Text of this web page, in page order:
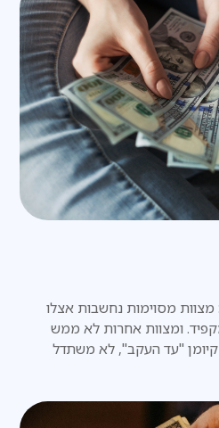
מצוות מסוימות נחשבות אצלו
ומצוות אחרות לא ממש
"עד העקב", לא משתדל